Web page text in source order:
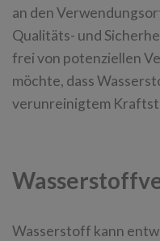
an den
Qualitäts- und
frei von potenziellen
möchte, dass
verunreinigtem
Wasserstoff kann